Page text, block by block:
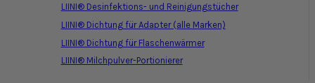
LIINI® Desinfektions- und Reinigungstücher
LIINI® Dichtung für Adapter (alle Marken)
LIINI® Dichtung für Flaschenwärmer
LIINI® Milchpulver-Portionierer